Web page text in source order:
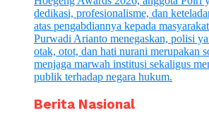
Berita Nasional